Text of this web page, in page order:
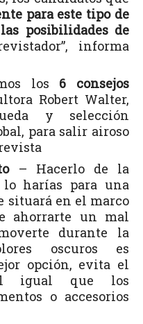
para este tipo de
posibilidades de
informa
los 6 consejos
Robert Walter,
y selección
para salir airoso
– Hacerlo de la
harías para una
situará en el marco
ahorrarte un mal
durante la
oscuros es
opción, evita el
igual que los
o accesorios